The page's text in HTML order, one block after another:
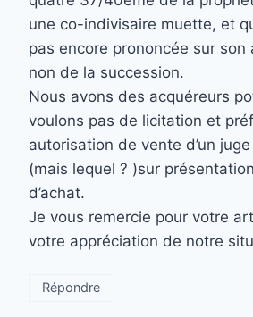
une co-indivisaire muette, et
pas encore prononcée sur son
non de la succession.
Nous avons des acquéreurs
voulons pas de licitation et
autorisation de vente d’un
(mais lequel ? )sur
d’achat.
Je vous remercie pour votre
votre appréciation de notre
Répondre